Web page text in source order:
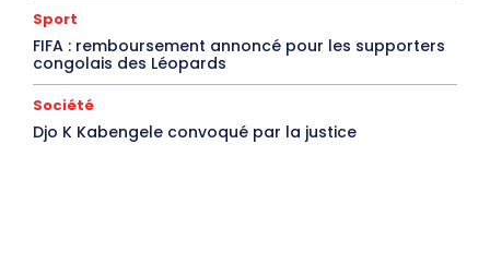
Sport
FIFA : remboursement annoncé pour les supporters
congolais des Léopards
Société
Djo K Kabengele convoqué par la justice